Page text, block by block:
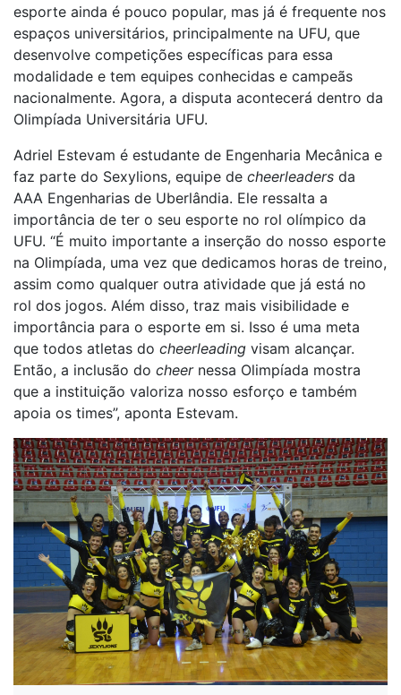
esporte ainda é pouco popular, mas já é frequente nos
espaços universitários, principalmente na UFU, que
desenvolve competições específicas para essa
modalidade e tem equipes conhecidas e campeãs
nacionalmente. Agora, a disputa acontecerá dentro da
Olimpíada Universitária UFU.
Adriel Estevam é estudante de Engenharia Mecânica e
faz parte do Sexylions, equipe de cheerleaders da
AAA Engenharias de Uberlândia. Ele ressalta a
importância de ter o seu esporte no rol olímpico da
UFU. “É muito importante a inserção do nosso esporte
na Olimpíada, uma vez que dedicamos horas de treino,
assim como qualquer outra atividade que já está no
rol dos jogos. Além disso, traz mais visibilidade e
importância para o esporte em si. Isso é uma meta
que todos atletas do cheerleading visam alcançar.
Então, a inclusão do cheer nessa Olimpíada mostra
que a instituição valoriza nosso esforço e também
apoia os times”, aponta Estevam.